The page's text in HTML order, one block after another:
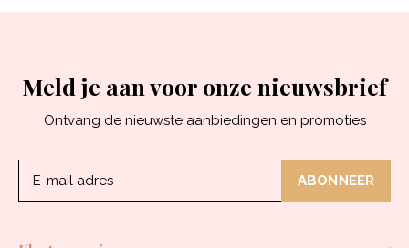
Meld je aan voor onze nieuwsbrief
Ontvang de nieuwste aanbiedingen en promoties
ABONNEER